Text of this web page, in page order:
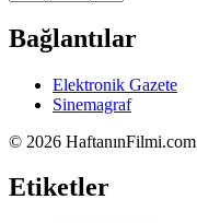
Bağlantılar
Elektronik Gazete
Sinemagraf
© 2026 HaftanınFilmi.com
Etiketler